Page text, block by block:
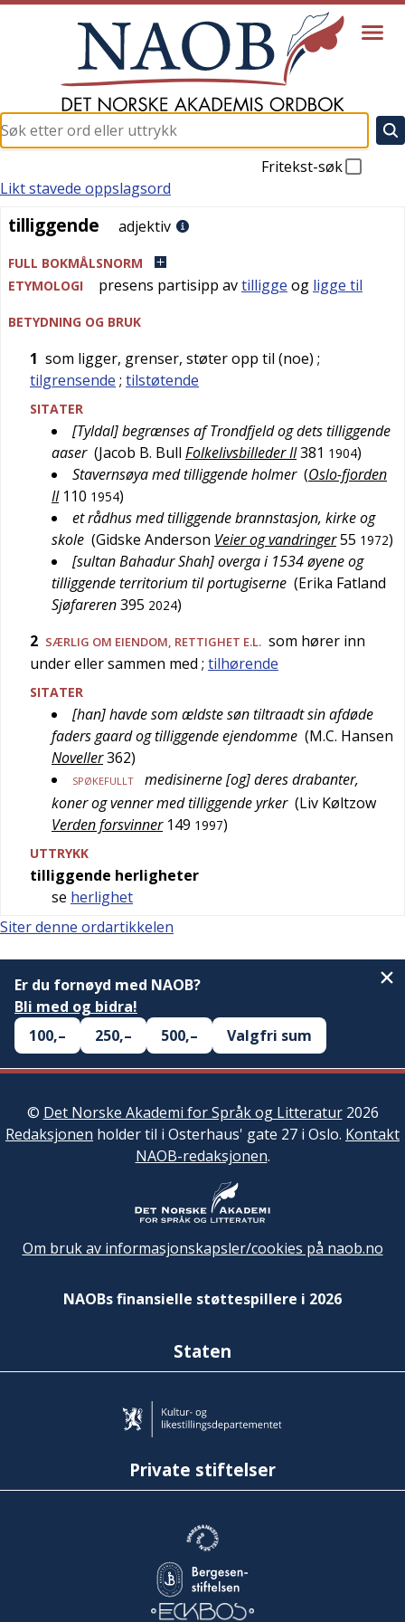
Fritekst-søk
tilliggende
Likt stavede oppslagsord
tilliggende adjektiv
FULL BOKMÅLSNORM
ETYMOLOGI
presens partisipp avtilligge og ligge til
BETYDNING OG BRUK
1 som ligger, grenser, støter opp til (noe) ;
tilgrensende ; tilstøtende
SITATER
[Tyldal] begrænses af Trondfjeld og dets tilliggende
aaser (Jacob B. Bull Folkelivsbilleder II381 1904)
Stavernsøya med tilliggende holmer (Oslo-fjorden
II 110 1954)
et rådhus med tilliggende brannstasjon, kirke og
skole (Gidske Anderson Veier og vandringer55 1972)
[sultan Bahadur Shah] overga i 1534 øyene og
tilliggende territorium til portugiserne (Erika Fatland
Sjøfareren395 2024)
2 SÆRLIG OM EIENDOM, RETTIGHET E.L. som hører inn
under eller sammen med ; tilhørende
SITATER
[han] havde som ældste søn tiltraadt sin afdøde
faders gaard og tilliggende ejendomme (M.C. Hansen
Noveller362)
SPØKEFULLT
medisinerne [og] deres drabanter,
koner og venner med tilliggende yrker (Liv Køltzow
Verden forsvinner 149 1997)
UTTRYKK
tilliggende herligheter
se herlighet
Siter denne ordartikkelen
Er du fornøyd med NAOB?
Bli med og bidra!
100,–
250,– 500,– Valgfri sum
© Det Norske Akademi for Språk og Litteratur2026
Redaksjonen holder til i Osterhaus' gate 27 i Oslo. Kontakt
NAOB-redaksjonen.
Om bruk av informasjonskapsler/cookies på naob.no
NAOBs finansielle støttespillere i 2026
Staten
Private stiftelser